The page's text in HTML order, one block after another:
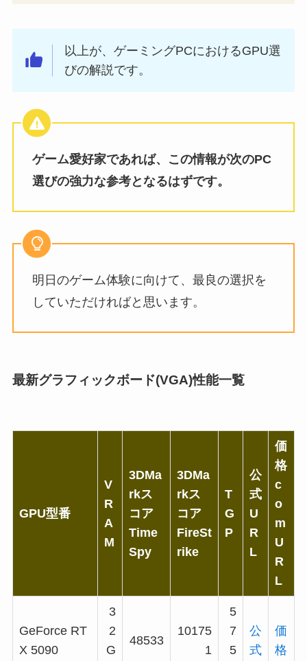
以上が、ゲーミングPCにおけるGPU選
びの解説です。
ゲーム愛好家であれば、この情報が次のPC
選びの強力な参考となるはずです。
明日のゲーム体験に向けて、最良の選択を
していただければと思います。
最新グラフィックボード(VGA)性能一覧
GPU型番
V
R
A
M
3DMa
rkス
コア
Time
Spy
3DMa
rkス
コア
FireSt
rike
T
G
P
公
式
U
R
L
価
格
c
o
m
U
R
L
GeForce RT
X 5090
3
2
G
48533
10175
1
5
7
5
公
式
価
格